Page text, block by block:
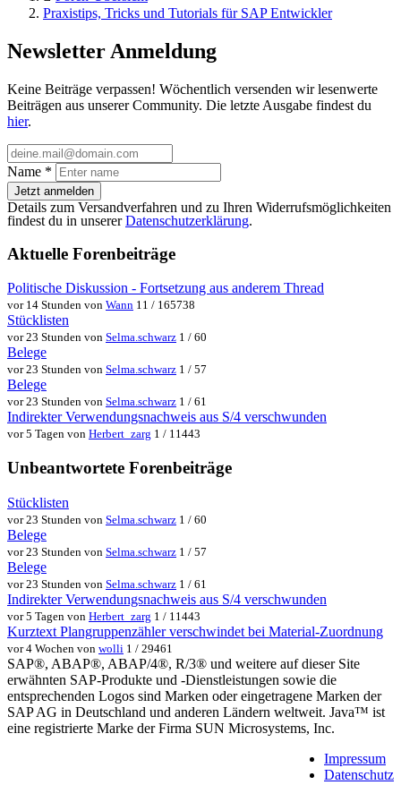
Praxistips, Tricks und Tutorials für SAP Entwickler
Newsletter Anmeldung
Keine Beiträge verpassen! Wöchentlich versenden wir lesenwerte
Beiträgen aus unserer Community. Die letzte Ausgabe findest du
hier.
Name *
Jetzt anmelden
Details zum Versandverfahren und zu Ihren Widerrufsmöglichkeiten
findest du in unsererDatenschutzerklärung.
Aktuelle Forenbeiträge
Politische Diskussion - Fortsetzung aus anderem Thread
vor 14 Stunden von Wann 11 / 165738
Stücklisten
vor 23 Stunden von Selma.schwarz 1 / 60
Belege
vor 23 Stunden von Selma.schwarz 1 / 57
Belege
vor 23 Stunden von Selma.schwarz 1 / 61
Indirekter Verwendungsnachweis aus S/4 verschwunden
vor 5 Tagen von Herbert_zarg 1 / 11443
Unbeantwortete Forenbeiträge
Stücklisten
vor 23 Stunden von Selma.schwarz 1 / 60
Belege
vor 23 Stunden von Selma.schwarz 1 / 57
Belege
vor 23 Stunden von Selma.schwarz 1 / 61
Indirekter Verwendungsnachweis aus S/4 verschwunden
vor 5 Tagen von Herbert_zarg 1 / 11443
Kurztext Plangruppenzähler verschwindet bei Material-Zuordnung
vor 4 Wochen von wolli 1 / 29461
SAP®, ABAP®, ABAP/4®, R/3® und weitere auf dieser Site
erwähnten SAP-Produkte und -Dienstleistungen sowie die
entsprechenden Logos sind Marken oder eingetragene Marken der
SAP AG in Deutschland und anderen Ländern weltweit. Java™ ist
eine registrierte Marke der Firma SUN Microsystems, Inc.
Impressum
Datenschutz